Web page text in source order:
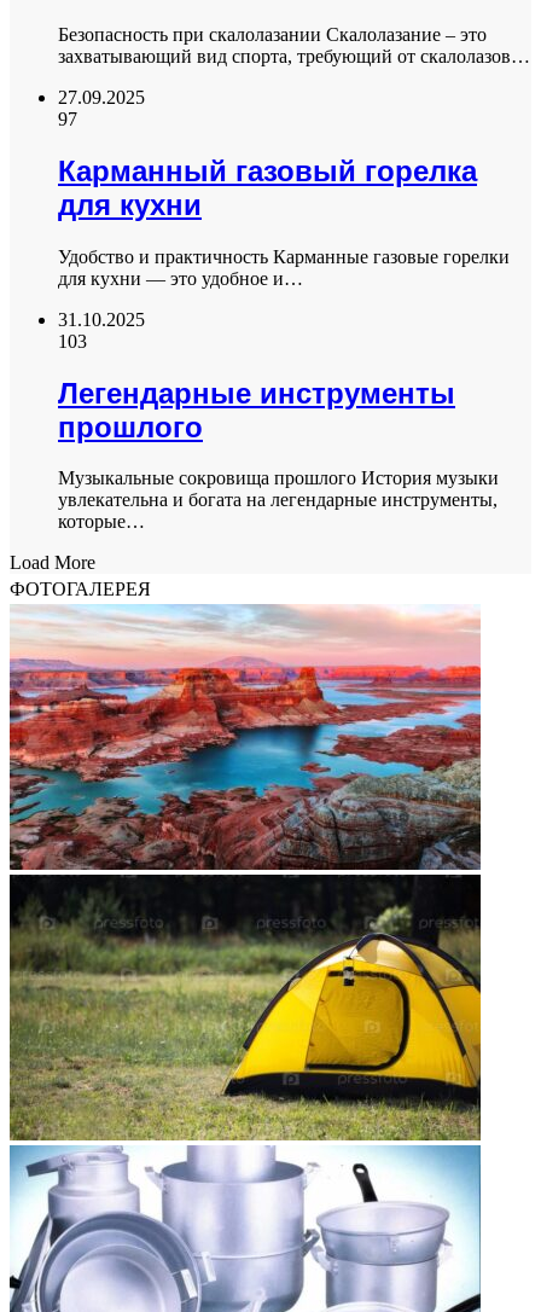
Безопасность при скалолазании Скалолазание – это
захватывающий вид спорта, требующий от скалолазов…
27.09.2025
97
Карманный газовый горелка
для кухни
Удобство и практичность Карманные газовые горелки
для кухни — это удобное и…
31.10.2025
103
Легендарные инструменты
прошлого
Музыкальные сокровища прошлого История музыки
увлекательна и богата на легендарные инструменты,
которые…
Load More
ФОТОГАЛЕРЕЯ